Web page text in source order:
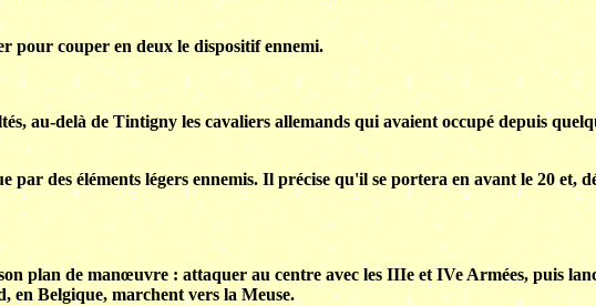
pour couper en deux le dispositif ennemi.
au-delà de Tintigny les cavaliers allemands qui avaient occupé depuis
par des éléments légers ennemis. Il précise qu'il se portera en avant le 20 et,
plan de manœuvre : attaquer au centre avec les IIIe et IVe Armées, puis
en Belgique, marchent vers la Meuse.